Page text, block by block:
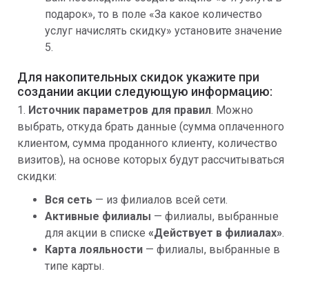
подарок», то в поле «За какое количество
услуг начислять скидку» установите значение
5.
Для накопительных скидок укажите при
создании акции следующую информацию:
1. Источник параметров для правил. Можно
выбрать, откуда брать данные (сумма оплаченного
клиентом, сумма проданного клиенту, количество
визитов), на основе которых будут рассчитываться
скидки:
Вся сеть — из филиалов всей сети.
Активные филиалы — филиалы, выбранные
для акции в списке «Действует в филиалах».
Карта лояльности — филиалы, выбранные в
типе карты.